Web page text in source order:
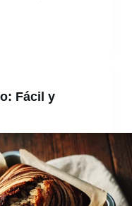
Fácil y